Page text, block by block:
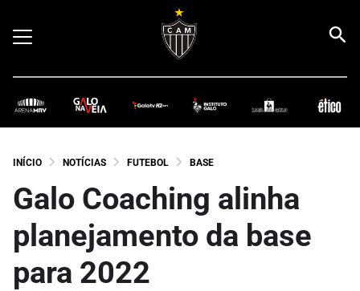
INÍCIO NOTÍCIAS FUTEBOL BASE
Galo Coaching alinha
planejamento da base
para 2022